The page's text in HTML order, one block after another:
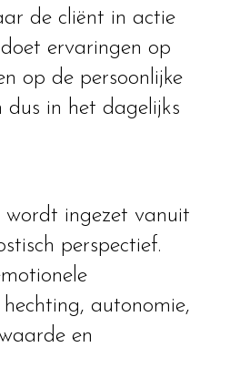
de cliënt in actie
ervaringen op
op de persoonlijke
dus in het dagelijks
wordt ingezet vanuit
perspectief.
autonomie,
en